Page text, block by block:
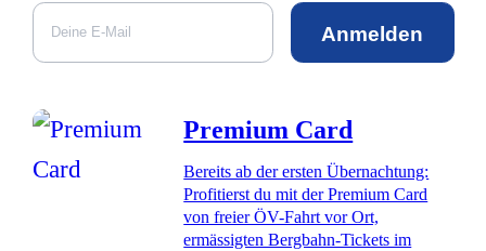
Anmelden
Premium Card
Bereits ab der ersten Übernachtung:
Profitierst du mit der Premium Card
von freier ÖV-Fahrt vor Ort,
ermässigten Bergbahn-Tickets im